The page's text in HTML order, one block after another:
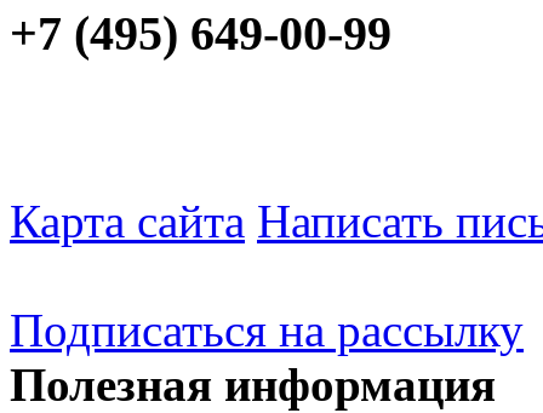
+7 (495) 649-00-99
Карта сайта Написать
Подписаться на рассылку
Полезная информация